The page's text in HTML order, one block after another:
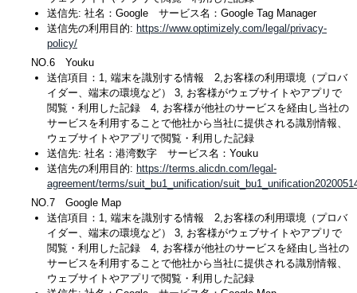
送信先: 社名：Google サービス名：Google Tag Manager
送信先の利用目的: https://www.optimizely.com/legal/privacy-
policy/
NO.6 Youku
送信項目：1, 端末を識別する情報 2,お客様の利用環境（プロバ
イダー、端末の環境など） 3, お客様がウェブサイトやアプリで
閲覧・利用した記録 4, お客様が他社のサービスを経由し当社の
サービスを利用することで他社から当社に提供される識別情報、
ウェブサイトやアプリで閲覧・利用した記録
送信先: 社名：港湾数字 サービス名：Youku
送信先の利用目的: https://terms.alicdn.com/legal-
agreement/terms/suit_bu1_unification/
NO.7 Google Map
送信項目：1, 端末を識別する情報 2,お客様の利用環境（プロバ
イダー、端末の環境など） 3, お客様がウェブサイトやアプリで
閲覧・利用した記録 4, お客様が他社のサービスを経由し当社の
サービスを利用することで他社から当社に提供される識別情報、
ウェブサイトやアプリで閲覧・利用した記録